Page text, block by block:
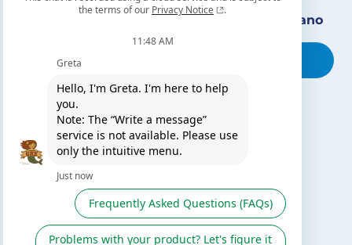
Encuentra nuestro distribuidor más cercano
TE PUEDE INTERESAR
El blog de Gre
Servicio de postventa
Catálogo Gre / Zodiac